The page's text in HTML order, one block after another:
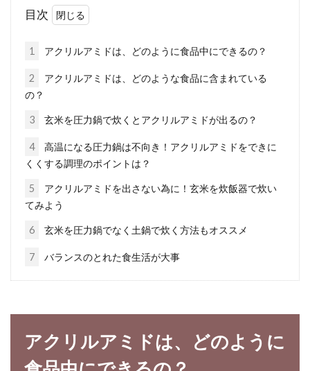
る方も多いのでは...
味噌を摂り入れて健康に！味噌大さ
じ1杯の糖質を知ろう！
味噌というと発酵食品で、「大豆＝イソフラボ
お米を研ぐのはなぜ？現在では米は
日本人の主食は、やっぱりお米ですね。パンや
パスタがなくても、ご飯がないと生きていけな
目次
1 アクリルアミドは、どのように食品中にできるの？
2
アクリルアミドは、どのような食品に含まれている
の？
3 玄米を圧力鍋で炊くとアクリルアミドが出るの？
4
高温になる圧力鍋は不向き！アクリルアミドをできに
くくする調理のポイントは？
5
アクリルアミドを出さない為に！玄米を炊飯器で炊い
てみよう
6 玄米を圧力鍋でなく土鍋で炊く方法もオススメ
7 バランスのとれた食生活が大事
アクリルアミドは、どのように